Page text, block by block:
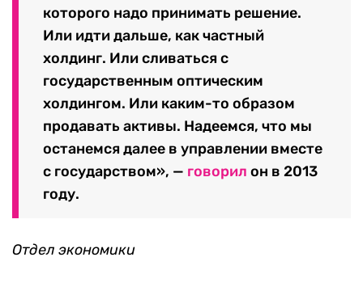
которого надо принимать решение.
Или идти дальше, как частный
холдинг. Или сливаться с
государственным оптическим
холдингом. Или каким-то образом
продавать активы. Надеемся, что мы
останемся далее в управлении вместе
с государством», — говорил он в 2013
году.
Отдел экономики